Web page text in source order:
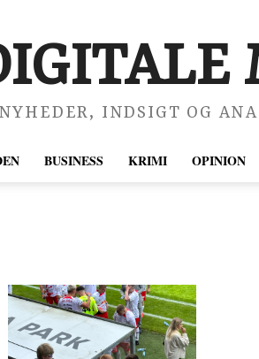
NYHEDER, INDSIGT OG
BUSINESS KRIMI OPINION